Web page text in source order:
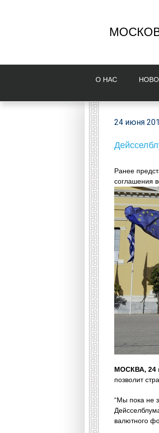
О НAС
24 июня
Ранее
соглашения
МОСКВА, 24
позволит
“Мы пока не
валютного